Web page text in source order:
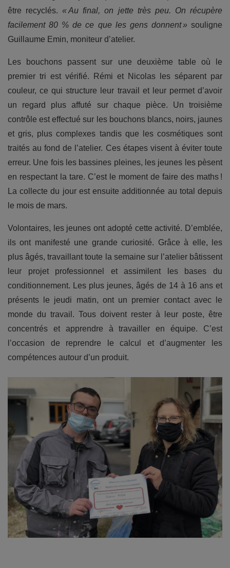
être recyclés. « Au final, on jette très peu. On récupère
facilement 80 % de ce que les gens donnent » souligne
Guillaume Emin, moniteur d’atelier.
Les bouchons passent sur une deuxième table où le
premier tri est vérifié. Rémi et Nicolas les séparent par
couleur, ce qui structure leur travail et leur permet d’avoir
un regard plus affuté sur chaque pièce. Un troisième
contrôle est effectué sur les bouchons blancs, noirs, jaunes
et gris, plus complexes tandis que les cosmétiques sont
traités au fond de l’atelier. Ces étapes visent à éviter toute
erreur. Une fois les bassines pleines, les jeunes les pèsent
en respectant la tare. C’est le moment de faire des maths !
La collecte du jour est ensuite additionnée au total depuis
le mois de mars.
Volontaires, les jeunes ont adopté cette activité. D’emblée,
ils ont manifesté une grande curiosité. Grâce à elle, les
plus âgés, travaillant toute la semaine sur l’atelier bâtissent
leur projet professionnel et assimilent les bases du
conditionnement. Les plus jeunes, âgés de 14 à 16 ans et
présents le jeudi matin, ont un premier contact avec le
monde du travail. Tous doivent rester à leur poste, être
concentrés et apprendre à travailler en équipe. C’est
l’occasion de reprendre le calcul et d’augmenter les
compétences autour d’un produit.